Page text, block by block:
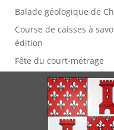
Balade géologique de
Course de caisses à
édition
Fête du court-métrage